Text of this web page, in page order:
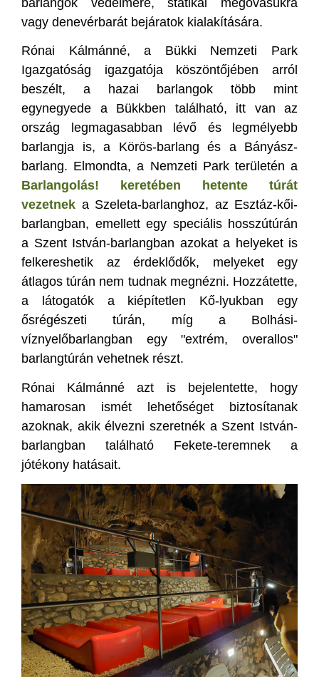
vagy denevérbarát bejáratok kialakítására.
Rónai Kálmánné, a Bükki Nemzeti Park
Igazgatóság igazgatója köszöntőjében arról
beszélt, a hazai barlangok több mint
egynegyede a Bükkben található, itt van az
ország legmagasabban lévő és legmélyebb
barlangja is, a Körös-barlang és a Bányász-
barlang. Elmondta, a Nemzeti Park területén a
Barlangolás! keretében hetente túrát
vezetnek a Szeleta-barlanghoz, az Esztáz-kői-
barlangban, emellett egy speciális hosszútúrán
a Szent István-barlangban azokat a helyeket is
felkereshetik az érdeklődők, melyeket egy
átlagos túrán nem tudnak megnézni. Hozzátette,
a látogatók a kiépítetlen Kő-lyukban egy
ősrégészeti túrán, míg a Bolhási-
víznyelőbarlangban egy "extrém, overallos"
barlangtúrán vehetnek részt.
Rónai Kálmánné azt is bejelentette, hogy
hamarosan ismét lehetőséget biztosítanak
azoknak, akik élvezni szeretnék a Szent István-
barlangban található Fekete-teremnek a
jótékony hatásait.